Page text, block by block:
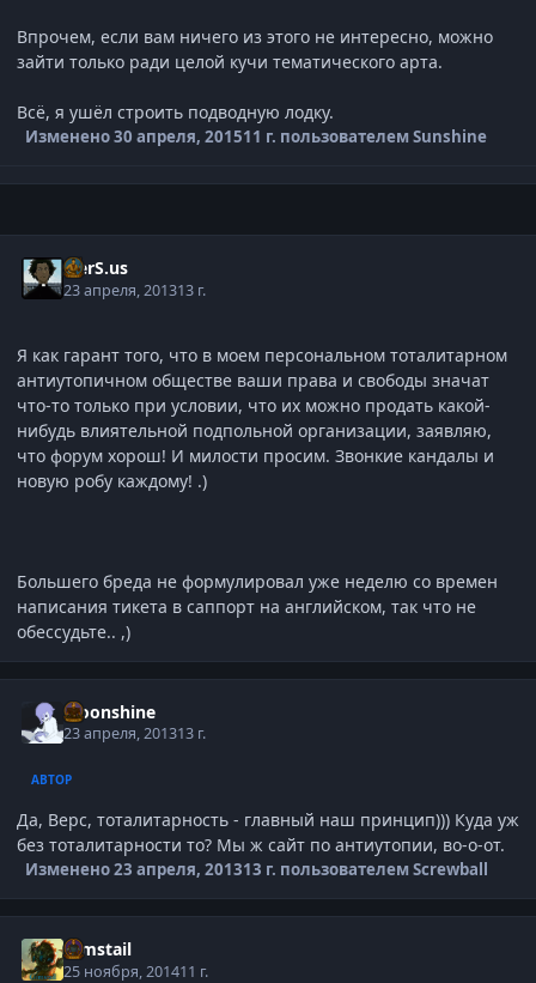
Впрочем, если вам ничего из этого не интересно, можно
зайти только ради целой кучи тематического арта.
Всё, я ушёл строить подводную лодку.
Изменено30 апреля, 201511 г. пользователем Sunshine
V.erS.us
23 апреля, 201313 г.
Я как гарант того, что в моем персональном тоталитарном
антиутопичном обществе ваши права и свободы значат
что-то только при условии, что их можно продать какой-
нибудь влиятельной подпольной организации, заявляю,
что форум хорош! И милости просим. Звонкие кандалы и
новую робу каждому! .)
Большего бреда не формулировал уже неделю со времен
написания тикета в саппорт на английском, так что не
обессудьте.. ,)
Moonshine
23 апреля, 201313 г.
АВТОР
Да, Верс, тоталитарность - главный наш принцип))) Куда уж
без тоталитарности то? Мы ж сайт по антиутопии, во-о-от.
Изменено23 апреля, 201313 г. пользователем Screwball
Gimstail
25 ноября, 201411 г.